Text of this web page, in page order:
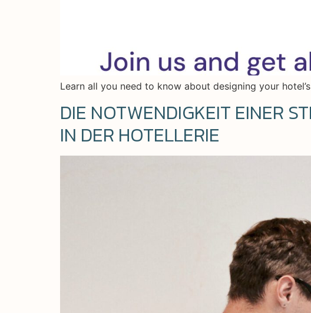
Learn all you need to know about designing your
DIE NOTWENDIGKEIT EINER
IN DER HOTELLERIE